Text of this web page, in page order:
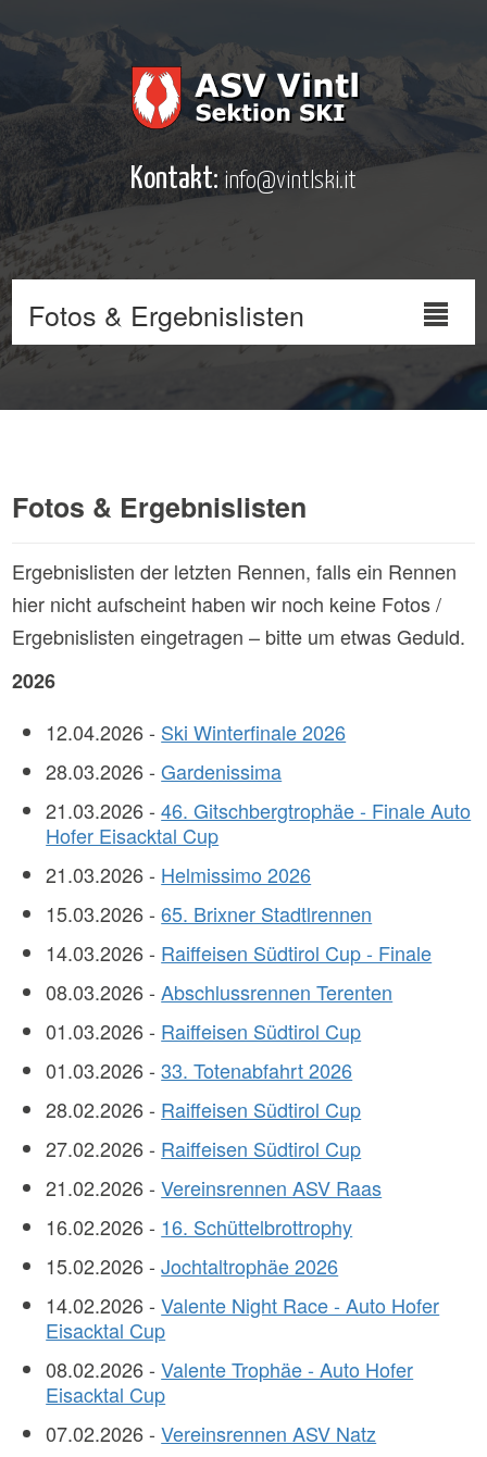
Kontakt:info@vintlski.it
Fotos & Ergebnislisten
Fotos & Ergebnislisten
Ergebnislisten der letzten Rennen, falls ein Rennen
hier nicht aufscheint haben wir noch keine Fotos /
Ergebnislisten eingetragen – bitte um etwas Geduld.
2026
12.04.2026 - Ski Winterfinale 2026
28.03.2026 -Gardenissima
21.03.2026 -46. Gitschbergtrophäe - Finale Auto
Hofer Eisacktal Cup
21.03.2026 - Helmissimo 2026
15.03.2026 -65. Brixner Stadtlrennen
14.03.2026 - Raiffeisen Südtirol Cup - Finale
08.03.2026 -Abschlussrennen Terenten
01.03.2026 - Raiffeisen Südtirol Cup
01.03.2026 -33. Totenabfahrt 2026
28.02.2026 - Raiffeisen Südtirol Cup
27.02.2026 - Raiffeisen Südtirol Cup
21.02.2026 -Vereinsrennen ASV Raas
16.02.2026 - 16. Schüttelbrottrophy
15.02.2026 -Jochtaltrophäe 2026
14.02.2026 -Valente Night Race - Auto Hofer
Eisacktal Cup
08.02.2026 -Valente Trophäe - Auto Hofer
Eisacktal Cup
07.02.2026 -Vereinsrennen ASV Natz